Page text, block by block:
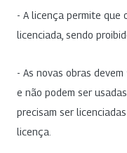
- A licença permite que
licenciada, sendo
- As novas obras
e não podem ser
precisam ser
licença.